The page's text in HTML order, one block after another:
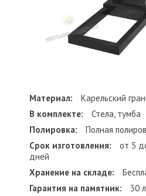
Материал:
Карельский
В комплекте:
Стела, тумба
Полировка:
Полная
Срок изготовления:
от 5
дней
Хранение на складе:
Гарантия на памятник:
30